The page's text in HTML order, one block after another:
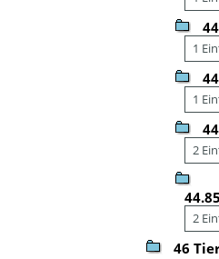
1
1
2
2
46